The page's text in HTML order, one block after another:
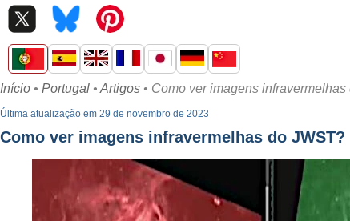
Início • Portugal • Artigos • Como ver imagens
Última atualização em 29 de novembro de 2023
Como ver imagens infravermelhas do JWST?